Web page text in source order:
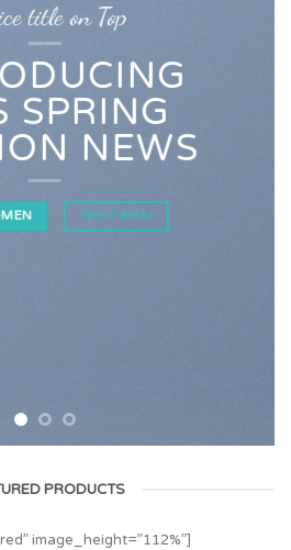
title on Top
SPRING
NEWS
SHOP MEN
PRODUCTS
image_height=”112%”]